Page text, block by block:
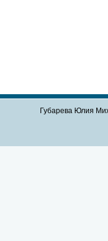
Губарева Юлия